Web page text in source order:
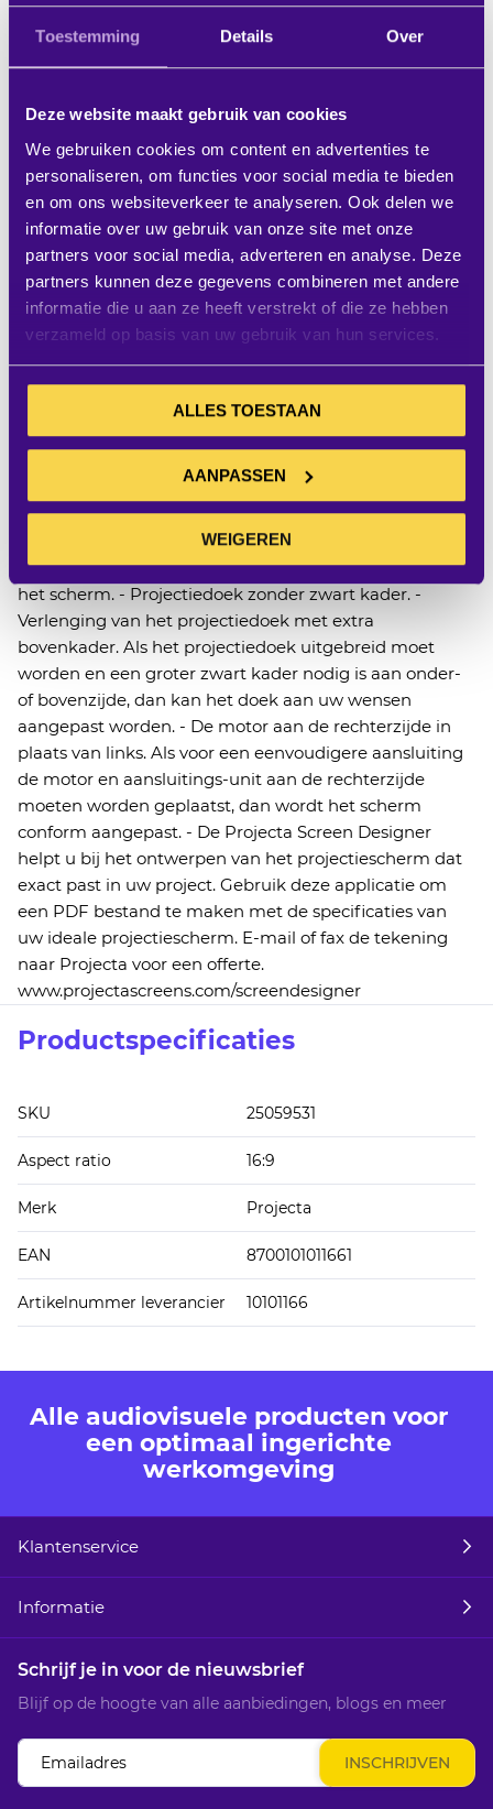
Toestemming Details Over
Deze website maakt gebruik van cookies
We gebruiken cookies om content en advertenties te
personaliseren, om functies voor social media te bieden
en om ons websiteverkeer te analyseren. Ook delen we
informatie over uw gebruik van onze site met onze
partners voor social media, adverteren en analyse. Deze
partners kunnen deze gegevens combineren met andere
informatie die u aan ze heeft verstrekt of die ze hebben
verzameld op basis van uw gebruik van hun services.
ALLES TOESTAAN
AANPASSEN
WEIGEREN
De automatische begrenzing bij in- en uitrollen
garandeert een lange levensduur van het
projectiedoek. - Inkorten of smaller maken van het
smaller maken van het projectiedoek. - De koker,
onderbalk en kunststof onderdelen in een afwijkende
RAL kleur spuiten. Wanneer het scherm perfect moet
passen in een specifieke omgeving, dan spuiten wij de
koker in iedere gewenste kleur. - Het doek omgekeerd
monteren, zodat de projectiezijde aan de achterzijde
komt. Wanneer het projectiedoek andersom uit de
koker moet komen, omdat het voor iets langs moet
komen of omdat het tegen een balk moet worden
dient te worden opgemerkt dat er twee manieren zijn
om het scherm omgekeerd te monteren. Het
projectiedoek kan aan de voorzijde uit de koker komen
bevestigd. Geef dus duidelijk uw situatie aan, zodat
Projecta het scherm kan produceren dat u nodig heeft.
- Verlenging van het projectiedoek. Indien gewenst en
technisch mogelijk, plaatst Projecta een langer doek in
het scherm. - Projectiedoek zonder zwart kader. -
Verlenging van het projectiedoek met extra
bovenkader. Als het projectiedoek uitgebreid moet
worden en een groter zwart kader nodig is aan onder-
of bovenzijde, dan kan het doek aan uw wensen
aangepast worden. - De motor aan de rechterzijde in
plaats van links. Als voor een eenvoudigere aansluiting
de motor en aansluitings-unit aan de rechterzijde
moeten worden geplaatst, dan wordt het scherm
conform aangepast. - De Projecta Screen Designer
helpt u bij het ontwerpen van het projectiescherm dat
exact past in uw project. Gebruik deze applicatie om
een PDF bestand te maken met de specificaties van
uw ideale projectiescherm. E-mail of fax de tekening
naar Projecta voor een offerte.
www.projectascreens.com/screendesigner
Productspecificaties
SKU 25059531
Aspect ratio 16:9
Merk Projecta
EAN 8700101011661
Artikelnummer leverancier 10101166
Alle audiovisuele producten voor
een optimaal ingerichte
werkomgeving
Klantenservice
Informatie
Schrijf je in voor de nieuwsbrief
Blijf op de hoogte van alle aanbiedingen, blogs en meer
Abonneer
u
INSCHRIJVEN